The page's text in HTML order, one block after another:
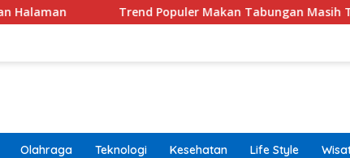
Trend Populer Makan Tabungan Masih Terjadi? Ekonom
Olahraga Teknologi Kesehatan Life Style